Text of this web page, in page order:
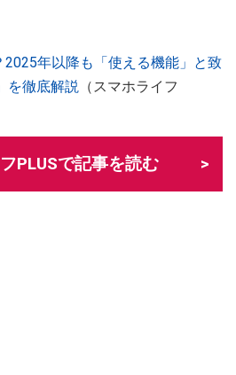
2025年以降も「使える機能」と致
を徹底解説
（スマホライフ
PLUSで記事を読む